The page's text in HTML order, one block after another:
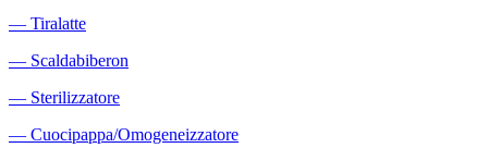
― Tiralatte
― Scaldabiberon
― Sterilizzatore
― Cuocipappa/Omogeneizzatore